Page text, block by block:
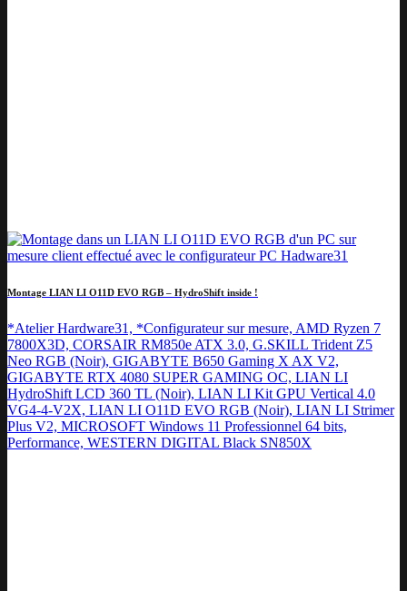
Montage LIAN LI O11D EVO RGB – HydroShift inside !
*Atelier Hardware31, *Configurateur sur mesure, AMD Ryzen 7
7800X3D, CORSAIR RM850e ATX 3.0, G.SKILL Trident Z5
Neo RGB (Noir), GIGABYTE B650 Gaming X AX V2,
GIGABYTE RTX 4080 SUPER GAMING OC, LIAN LI
HydroShift LCD 360 TL (Noir), LIAN LI Kit GPU Vertical 4.0
VG4-4-V2X, LIAN LI O11D EVO RGB (Noir), LIAN LI Strimer
Plus V2, MICROSOFT Windows 11 Professionnel 64 bits,
Performance, WESTERN DIGITAL Black SN850X